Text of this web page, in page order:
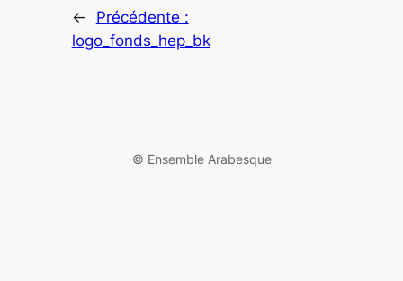
←
Précédente :
logo_fonds_hep_bk
©️ Ensemble Arabesque